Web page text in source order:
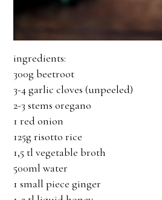
ingredients:
300g beetroot
3-4 garlic cloves (unpeeled)
2-3 stems oregano
1 red onion
125g risotto rice
1,5 tl vegetable broth
500ml water
1 small piece ginger